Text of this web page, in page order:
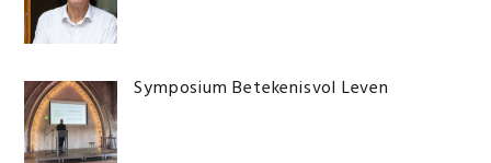
Symposium Betekenisvol Leven